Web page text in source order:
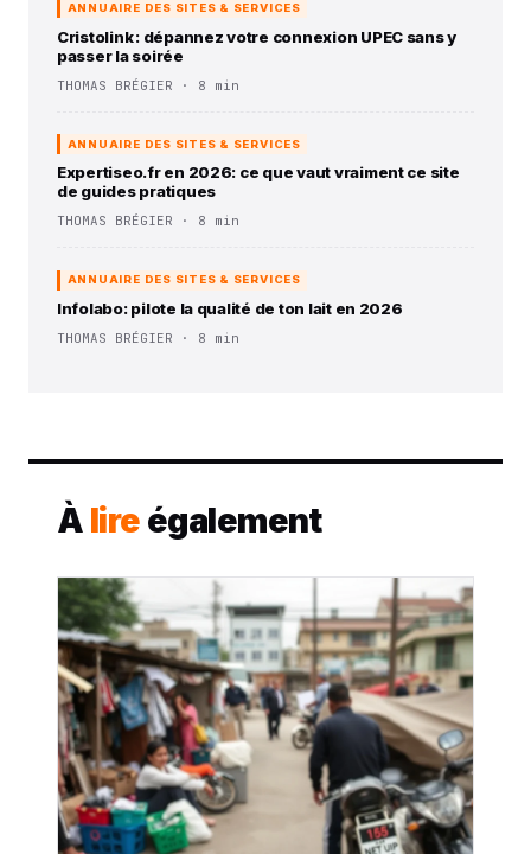
ANNUAIRE DES SITES & SERVICES
Cristolink : dépannez votre connexion UPEC sans y
passer la soirée
THOMAS BRÉGIER · 8 min
ANNUAIRE DES SITES & SERVICES
Expertiseo.fr en 2026: ce que vaut vraiment ce site
de guides pratiques
THOMAS BRÉGIER · 8 min
ANNUAIRE DES SITES & SERVICES
Infolabo: pilote la qualité de ton lait en 2026
THOMAS BRÉGIER · 8 min
À lire également